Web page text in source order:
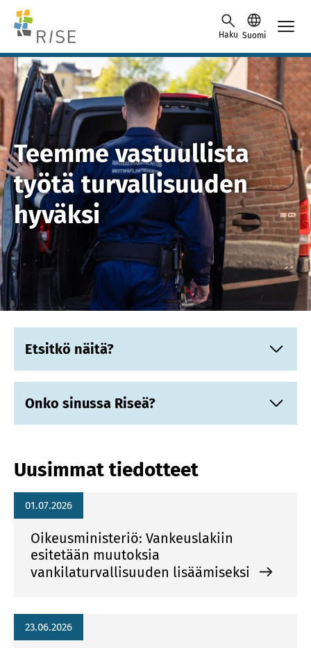
Skip to content -saavutettavuusohje
Haku Suomi
Teemme vastuullista
työtä turvallisuuden
hyväksi
Etsitkö näitä?
Onko sinussa Riseä?
Uusimmat tiedotteet
01.07.2026
Oikeusministeriö: Vankeuslakiin
esitetään muutoksia
vankilaturvallisuuden lisäämiseksi
23.06.2026